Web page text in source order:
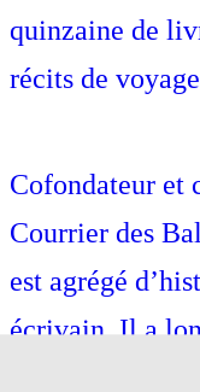
quinzaine de
récits de
Cofondateur et
Courrier des
est agrégé
écrivain. Il a